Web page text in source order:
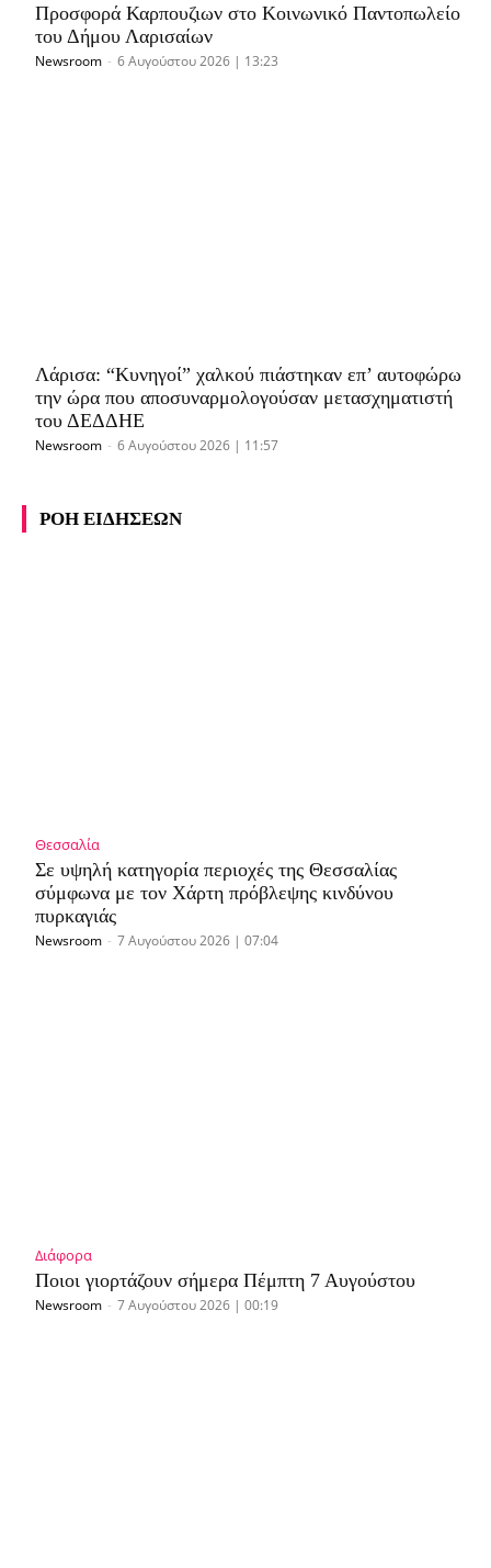
Προσφορά Καρπουζιων στο Κοινωνικό Παντοπωλείο
του Δήμου Λαρισαίων
Newsroom - 6 Αυγούστου 2026 | 13:23
Λάρισα: “Κυνηγοί” χαλκού πιάστηκαν επ’ αυτοφώρω
την ώρα που αποσυναρμολογούσαν μετασχηματιστή
του ΔΕΔΔΗΕ
Newsroom - 6 Αυγούστου 2026 | 11:57
ΡΟΗ ΕΙΔΗΣΕΩΝ
Θεσσαλία
Σε υψηλή κατηγορία περιοχές της Θεσσαλίας
σύμφωνα με τον Χάρτη πρόβλεψης κινδύνου
πυρκαγιάς
Newsroom - 7 Αυγούστου 2026 | 07:04
Διάφορα
Ποιοι γιορτάζουν σήμερα Πέμπτη 7 Αυγούστου
Newsroom - 7 Αυγούστου 2026 | 00:19